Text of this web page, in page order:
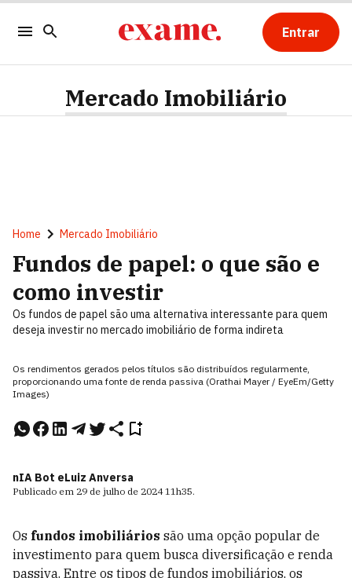
Entrar
Mercado Imobiliário
Home Mercado Imobiliário
Fundos de papel: o que são e
como investir
Os fundos de papel são uma alternativa interessante para quem
deseja investir no mercado imobiliário de forma indireta
Os rendimentos gerados pelos títulos são distribuídos regularmente,
proporcionando uma fonte de renda passiva (Orathai Mayer / EyeEm/Getty
Images)
nIA Bot eLuiz Anversa
Publicado em 29 de julho de 2024 11h35.
Os fundos imobiliários são uma opção popular de
investimento para quem busca diversificação e renda
passiva. Entre os tipos de fundos imobiliários, os